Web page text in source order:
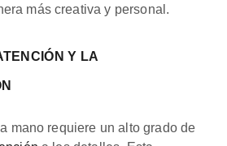
más creativa y personal.
Y LA
mano requiere un alto grado de